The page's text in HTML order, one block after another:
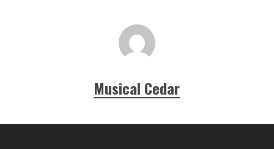
Musical Cedar